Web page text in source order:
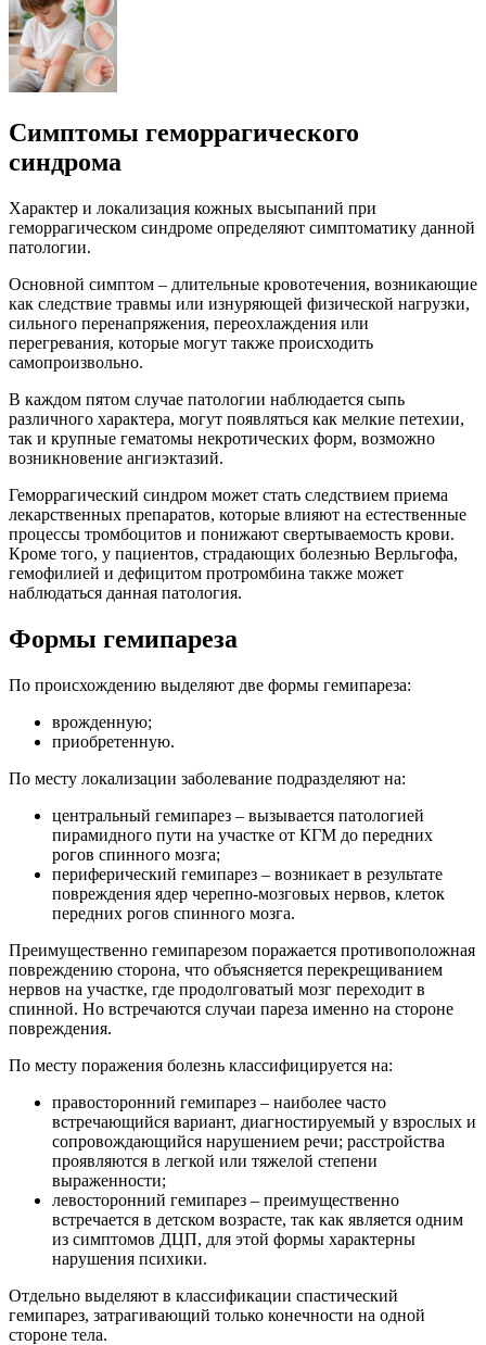
Симптомы геморрагического
синдрома
Характер и локализация кожных высыпаний при
геморрагическом синдроме определяют симптоматику данной
патологии.
Основной симптом – длительные кровотечения, возникающие
как следствие травмы или изнуряющей физической нагрузки,
сильного перенапряжения, переохлаждения или
перегревания, которые могут также происходить
самопроизвольно.
В каждом пятом случае патологии наблюдается сыпь
различного характера, могут появляться как мелкие петехии,
так и крупные гематомы некротических форм, возможно
возникновение ангиэктазий.
Геморрагический синдром может стать следствием приема
лекарственных препаратов, которые влияют на естественные
процессы тромбоцитов и понижают свертываемость крови.
Кроме того, у пациентов, страдающих болезнью Верльгофа,
гемофилией и дефицитом протромбина также может
наблюдаться данная патология.
Формы гемипареза
По происхождению выделяют две формы гемипареза:
врожденную;
приобретенную.
По месту локализации заболевание подразделяют на:
центральный гемипарез – вызывается патологией
пирамидного пути на участке от КГМ до передних
рогов спинного мозга;
периферический гемипарез – возникает в результате
повреждения ядер черепно-мозговых нервов, клеток
передних рогов спинного мозга.
Преимущественно гемипарезом поражается противоположная
повреждению сторона, что объясняется перекрещиванием
нервов на участке, где продолговатый мозг переходит в
спинной. Но встречаются случаи пареза именно на стороне
повреждения.
По месту поражения болезнь классифицируется на:
правосторонний гемипарез – наиболее часто
встречающийся вариант, диагностируемый у взрослых и
сопровождающийся нарушением речи; расстройства
проявляются в легкой или тяжелой степени
выраженности;
левосторонний гемипарез – преимущественно
встречается в детском возрасте, так как является одним
из симптомов ДЦП, для этой формы характерны
нарушения психики.
Отдельно выделяют в классификации спастический
гемипарез, затрагивающий только конечности на одной
стороне тела.